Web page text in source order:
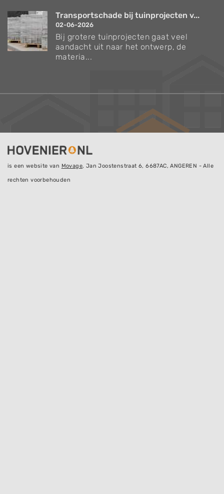
Transportschade bij tuinprojecten v...
02-06-2026
Bij grotere tuinprojecten gaat veel
aandacht uit naar het ontwerp, de
materia...
is een website van Movage, Jan Joostenstraat 6, 6687AC, ANGEREN - Alle
rechten voorbehouden